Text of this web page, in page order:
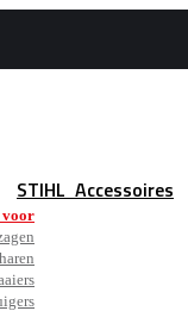
STIHL Accessoires
voor